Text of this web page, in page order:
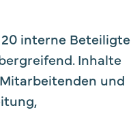
interne Beteiligte
Inhalte
und